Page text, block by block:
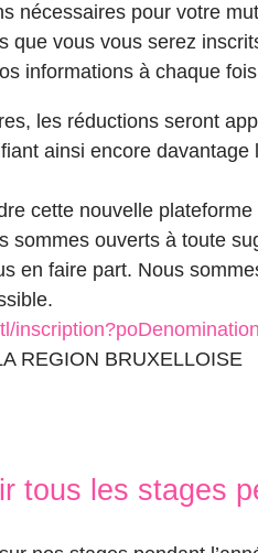
nécessaires pour votre
que vous vous serez
informations à chaque
les réductions seront
ainsi encore davantage
cette nouvelle
sommes ouverts à toute
en faire part. Nous
REGION BRUXELLOISE
tous les stages